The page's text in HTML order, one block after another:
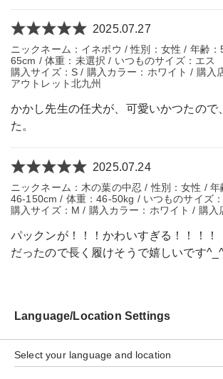
2025.07.27
ニックネーム：イネボウ / 性別：女性 / 年齢
65cm / 体重：未選択 / いつものサイズ：エス
購入サイズ：S / 購入カラー：ホワイト / 購入
アウトレット北九州
かかし先生の任犬が、可愛いかつたので
た。
2025.07.24
ニックネーム：木の葉の中忍 / 性別：女性 /
46-150cm / 体重：46-50kg / いつものサイズ：
購入サイズ：M / 購入カラー：ホワイト / 購入
パックンが！！！かわいすぎる！！！
だったので長く履けそうで嬉しいです
Language/Location Settings
Select your language and location